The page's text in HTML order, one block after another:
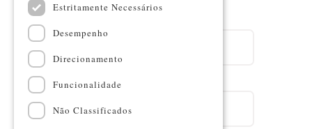
Estritamente Necessários
Desempenho
Direcionamento
Funcionalidade
Não Classificados